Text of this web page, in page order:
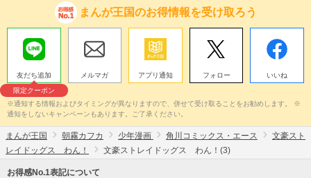
まんが王国のお得情報を受け取ろう
友だち追加
限定クーポン
メルマガ アプリ通知 フォロー いいね
※通知する情報およびタイミングが異なりますので、併せて受け取ることをお勧めします。 ※
通知をしないキャンペーンもあります。ご了承ください。
まんが王国 朝霧カフカ 少年漫画 角川コミックス・エース
文豪スト
レイドッグス わん！
文豪ストレイドッグス わん！(3)
お得感No.1表記について